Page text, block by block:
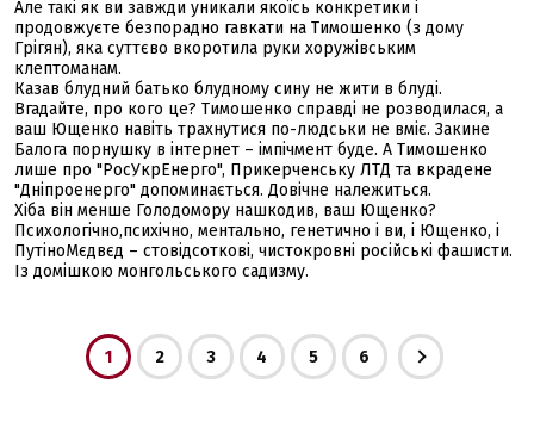
Але такі як ви завжди уникали якоїсь конкретики і
продовжуєте безпорадно гавкати на Тимошенко (з дому
Грігян), яка суттєво вкоротила руки хоружівським
клептоманам.
Казав блудний батько блудному сину не жити в блуді.
Вгадайте, про кого це? Тимошенко справді не розводилася, а
ваш Ющенко навіть трахнутися по-людськи не вміє. Закине
Балога порнушку в інтернет – імпічмент буде. А Тимошенко
лише про "РосУкрЕнерго", Прикерченську ЛТД та вкрадене
"Дніпроенерго" допоминається. Довічне належиться.
Хіба він менше Голодомору нашкодив, ваш Ющенко?
Психологічно,психічно, ментально, генетично і ви, і Ющенко, і
ПутіноМєдвєд – стовідсоткові, чистокровні російські фашисти.
Із домішкою монгольського садизму.
1 2 3 4 5 6